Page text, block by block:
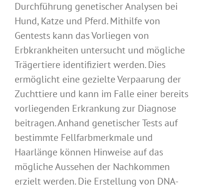
Durchführung genetischer Analysen bei
Hund, Katze und Pferd. Mithilfe von
Gentests kann das Vorliegen von
Erbkrankheiten untersucht und mögliche
Trägertiere identifiziert werden. Dies
ermöglicht eine gezielte Verpaarung der
Zuchttiere und kann im Falle einer bereits
vorliegenden Erkrankung zur Diagnose
beitragen. Anhand genetischer Tests auf
bestimmte Fellfarbmerkmale und
Haarlänge können Hinweise auf das
mögliche Aussehen der Nachkommen
erzielt werden. Die Erstellung von DNA-